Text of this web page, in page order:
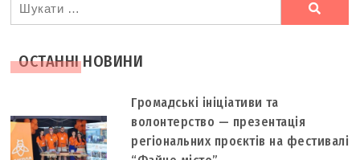
шукали
ОСТАННІ НОВИНИ
Громадські ініціативи та
волонтерство — презентація
регіональних проєктів на фестивалі